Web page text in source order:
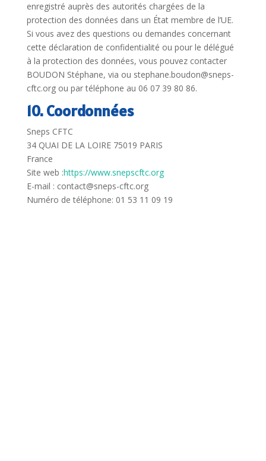
enregistré auprès des autorités chargées de la
protection des données dans un État membre de l’UE.
Si vous avez des questions ou demandes concernant
cette déclaration de confidentialité ou pour le délégué
à la protection des données, vous pouvez contacter
BOUDON Stéphane, via ou stephane.boudon@sneps-
cftc.org ou par téléphone au 06 07 39 80 86.
10. Coordonnées
Sneps CFTC
34 QUAI DE LA LOIRE 75019 PARIS
France
Site web :https://www.snepscftc.org
E-mail : contact@sneps-cftc.org
Numéro de téléphone: 01 53 11 09 19